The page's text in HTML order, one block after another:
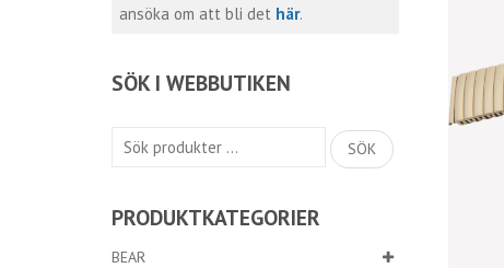
ansöka om att bli det här.
SÖK I WEBBUTIKEN
Sök
SÖK
PRODUKTKATEGORIER
BEAR